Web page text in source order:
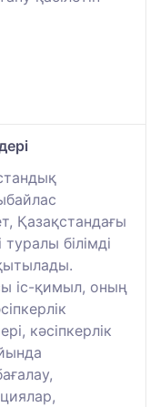
Қазақстандағы
білімді
іс-қимыл, оның
кәсіпкерлік